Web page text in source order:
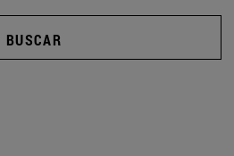
BUSCAR